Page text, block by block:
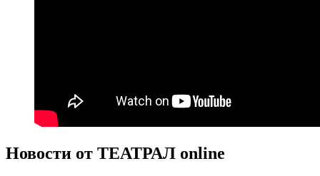
Новости от ТЕАТРАЛ online